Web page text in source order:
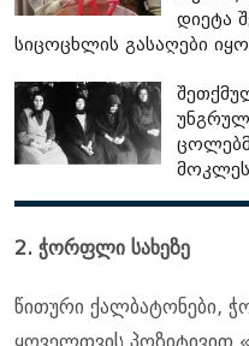
დიეტა
სიცოცხლის გასაღები
მოკლეს
2. ჭორფლი სახეზე
წითური ქალბატონები,
ყოველთვის პოზიტივით